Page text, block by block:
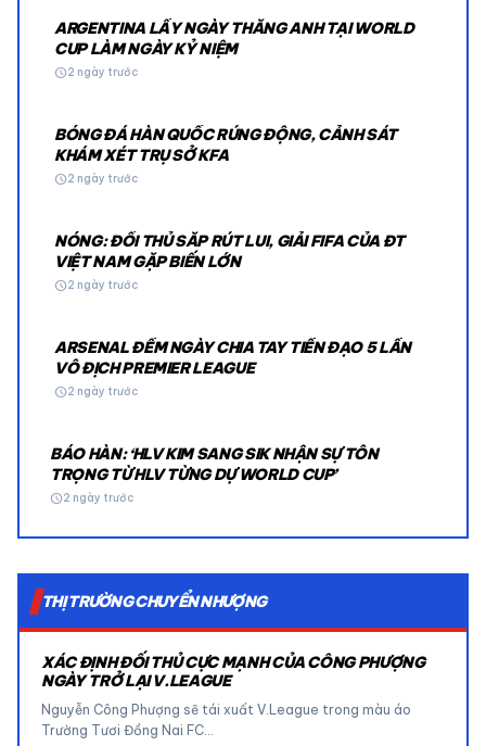
ARGENTINA LẤY NGÀY THẮNG ANH TẠI WORLD
CUP LÀM NGÀY KỶ NIỆM
schedule2 ngày trước
BÓNG ĐÁ HÀN QUỐC RÚNG ĐỘNG, CẢNH SÁT
KHÁM XÉT TRỤ SỞ KFA
schedule2 ngày trước
NÓNG: ĐỐI THỦ SẮP RÚT LUI, GIẢI FIFA CỦA ĐT
VIỆT NAM GẶP BIẾN LỚN
schedule2 ngày trước
ARSENAL ĐẾM NGÀY CHIA TAY TIỀN ĐẠO 5 LẦN
VÔ ĐỊCH PREMIER LEAGUE
schedule2 ngày trước
BÁO HÀN: ‘HLV KIM SANG SIK NHẬN SỰ TÔN
TRỌNG TỪ HLV TỪNG DỰ WORLD CUP’
schedule2 ngày trước
THỊ TRƯỜNG CHUYỂN NHƯỢNG
XÁC ĐỊNH ĐỐI THỦ CỰC MẠNH CỦA CÔNG PHƯỢNG
NGÀY TRỞ LẠI V.LEAGUE
Nguyễn Công Phượng sẽ tái xuất V.League trong màu áo
Trường Tươi Đồng Nai FC…